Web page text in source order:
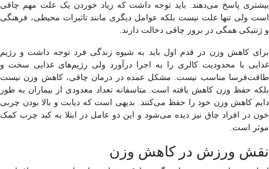
بیشتری پاسخ می‌دهند. باید توجه داشت که زیاد خوردن یک علت مهم چاقی
است ولی تنها علت نیست بلکه عوامل دیگری مانند تاثیرات محیطی، فرهنگی
و ژنتیکی همگی در بروز چاقی دخالت دارند.
برای کاهش وزن در قدم اول باید به شیوه زندگی فرد توجه داشت و رژیم
غذایی با محدودیت کالری را به اجرا درآورد ولی رژیم‌های غذایی سخت و
طاقت‌فرسا مناسب نیست. مشکل عمده در درمان چاقی، کاهش وزن نیست
بلکه حفظ وزن کاهش یافته است. متاسفانه تعداد معدودی از بیماران به طور
دایم کاهش وزن خود را حفظ می‌کنند. بدیهی است که دیابت و بالا بودن چربی‌
خون در افراد چاق نیز دیده می‌شود و این دو عامل در ابتلا به کبد چرب کمک
موثر است.
نقش ورزش در کاهش وزن